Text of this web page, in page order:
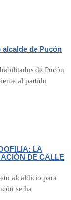
alcalde de Pucón
de Pucón
al partido
LA
DE CALLE
alcaldicio para
se ha